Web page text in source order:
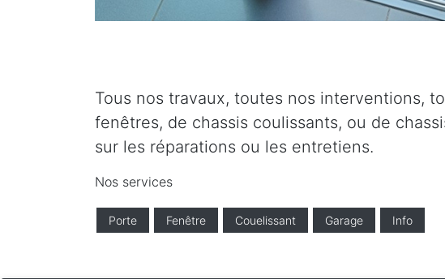
Tous nos travaux, toutes nos interventions,
fenêtres, de chassis coulissants, ou de
sur les réparations ou les entretiens.
Nos services
Porte Fenêtre Couelissant Garage Info